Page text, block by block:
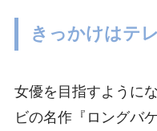
きっかけはテ
女優を目指すように
ビの名作『ロングバ